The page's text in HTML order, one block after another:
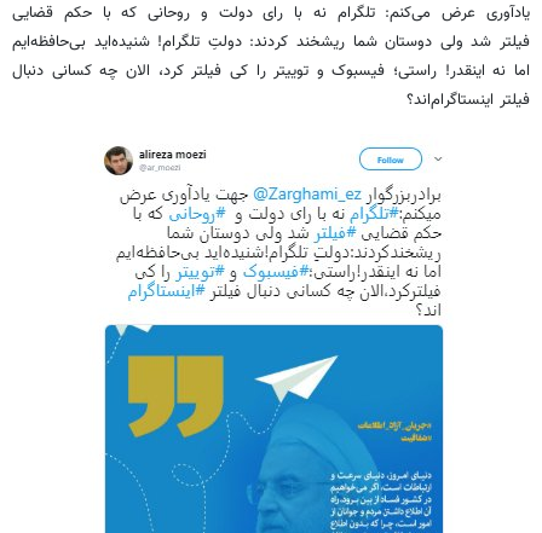
یادآوری عرض می‌کنم: تلگرام نه با رای دولت و روحانی که با حکم قضایی
فیلتر شد ولی دوستان شما ریشخند کردند: دولتِ تلگرام! شنیده‌اید بی‌حافظه‌ایم
اما نه اینقدر! راستی؛ فیسبوک و توییتر را کی فیلتر کرد، الان چه کسانی دنبال
فیلتر اینستاگرام‌اند؟